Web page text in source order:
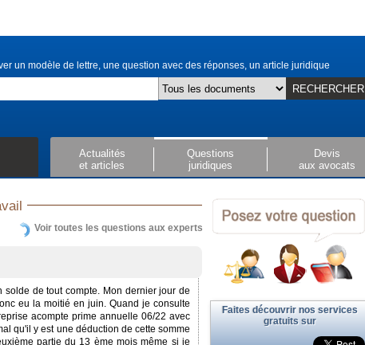
un modèle de lettre, une question avec des réponses, un article juridique
RECHERCHER
Actualités
et articles
Questions
juridiques
Devis
aux avocats
Voir toutes les questions aux experts
solde de tout compte. Mon dernier jour de
eu la moitié en juin. Quand je consulte
acompte prime annuelle 06/22 avec
qu'il y est une déduction de cette somme
partie du 13 ème mois même si je
Faites découvrir nos services
gratuits sur